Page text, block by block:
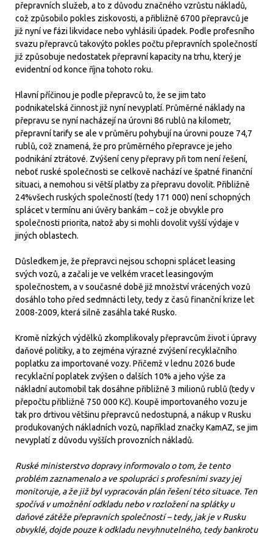
přepravních služeb, a to z důvodu značného vzrůstu nákladů,
což způsobilo pokles ziskovosti, a přibližně 6700 přepravců je
již nyní ve fázi likvidace nebo vyhlásili úpadek. Podle profesního
svazu přepravců takovýto pokles počtu přepravních společností
již způsobuje nedostatek přepravní kapacity na trhu, který je
evidentní od konce října tohoto roku.
Hlavní příčinou je podle přepravců to, že se jim tato
podnikatelská činnost již nyní nevyplatí. Průměrné náklady na
přepravu se nyní nacházejí na úrovni 86 rublů na kilometr,
přepravní tarify se ale v průměru pohybují na úrovni pouze 74,7
rublů, což znamená, že pro průměrného přepravce je jeho
podnikání ztrátové. Zvýšení ceny přepravy při tom není řešení,
neboť ruské společnosti se celkově nachází ve špatné finanční
situaci, a nemohou si větší platby za přepravu dovolit. Přibližně
24%všech ruských společností (tedy 171 000) není schopných
splácet v termínu ani úvěry bankám – což je obvykle pro
společnosti priorita, natož aby si mohli dovolit vyšší výdaje v
jiných oblastech.
Důsledkem je, že přepravci nejsou schopni splácet leasing
svých vozů, a začali je ve velkém vracet leasingovým
společnostem, a v současné době již množství vrácených vozů
dosáhlo toho před sedmnácti lety, tedy z časů finanční krize let
2008-2009, která silně zasáhla také Rusko.
Kromě nízkých výdělků zkomplikovaly přepravcům život i úpravy
daňové politiky, a to zejména výrazné zvýšení recyklačního
poplatku za importované vozy. Přičemž v lednu 2026 bude
recyklační poplatek zvýšen o dalších 10% a jeho výše za
nákladní automobil tak dosáhne přibližně 3 milionů rublů (tedy v
přepočtu přibližně 750 000 Kč). Koupě importovaného vozu je
tak pro drtivou většinu přepravců nedostupná, a nákup v Rusku
produkovaných nákladních vozů, například značky KamAZ, se jim
nevyplatí z důvodu vyšších provozních nákladů.
Ruské ministerstvo dopravy informovalo o tom, že tento
problém zaznamenalo a ve spolupráci s profesními svazy jej
monitoruje, a že již byl vypracován plán řešení této situace. Ten
spočívá v umožnění odkladu nebo v rozložení na splátky u
daňové zátěže přepravních společností – tedy, jak je v Rusku
obvyklé, dojde pouze k odkladu nevyhnutelného, tedy bankrotu